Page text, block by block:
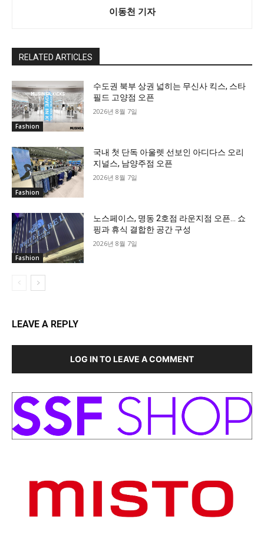
이동천 기자
RELATED ARTICLES
Fashion
수도권 북부 상권 넓히는 무신사 킥스, 스타
필드 고양점 오픈
2026년 8월 7일
Fashion
국내 첫 단독 아울렛 선보인 아디다스 오리
지널스, 남양주점 오픈
2026년 8월 7일
Fashion
노스페이스, 명동 2호점 라운지점 오픈… 쇼
핑과 휴식 결합한 공간 구성
2026년 8월 7일
LEAVE A REPLY
LOG IN TO LEAVE A COMMENT